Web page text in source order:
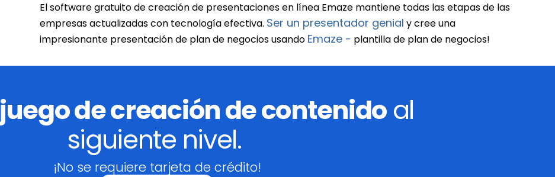
El software gratuito de creación de presentaciones en línea Emaze mantiene todas las etapas de las
empresas actualizadas con tecnología efectiva. Ser un presentador genial y cree una
impresionante presentación de plan de negocios usando Emaze - plantilla de plan de negocios!
juego de creación de contenido al
siguiente nivel.
¡No se requiere tarjeta de crédito!